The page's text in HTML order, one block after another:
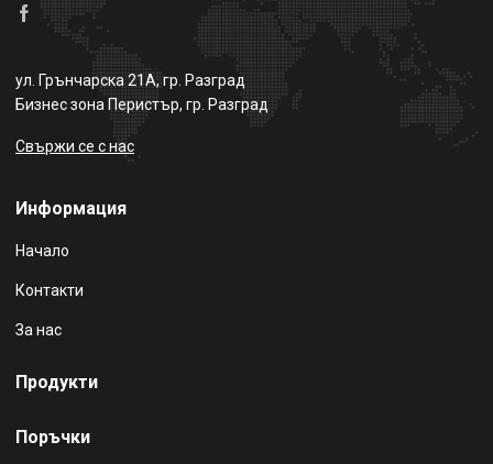
ул. Грънчарска 21А, гр. Разград
Бизнес зона Перистър, гр. Разград
Свържи се с нас
Информация
Начало
Контакти
За нас
Продукти
Поръчки